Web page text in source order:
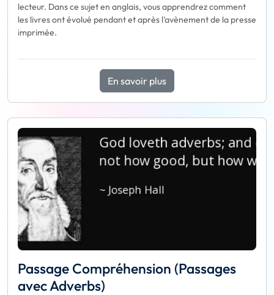
lecteur. Dans ce sujet en anglais, vous apprendrez comment
les livres ont évolué pendant et après l'avènement de la presse
imprimée.
En savoir plus
Passage Compréhension (Passages
avec Adverbs)